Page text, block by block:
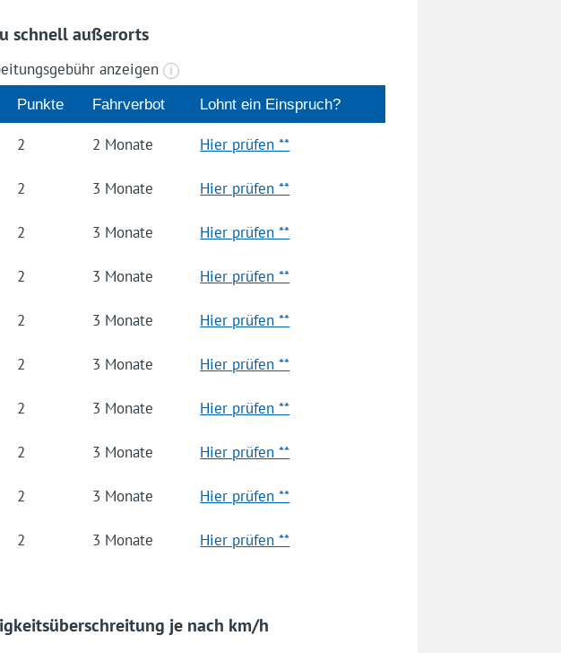
schnell außerorts
anzeigen i
Punk­te Fahr­ver­bot Lohnt ein Einspruch?
2 2 Mo­na­te Hier prüfen **
2 3 Mo­na­te Hier prüfen **
2 3 Mo­na­te Hier prüfen **
2 3 Mo­na­te Hier prüfen **
2 3 Mo­na­te Hier prüfen **
2 3 Mo­na­te Hier prüfen **
2 3 Mo­na­te Hier prüfen **
2 3 Mo­na­te Hier prüfen **
2 3 Mo­na­te Hier prüfen **
2 3 Mo­na­te Hier prüfen **
je nach km/h